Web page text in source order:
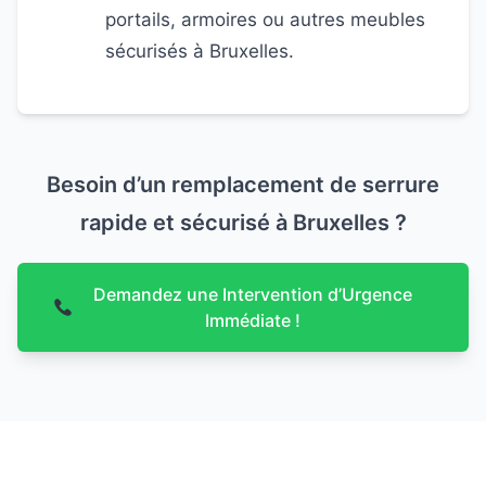
portails, armoires ou autres meubles
sécurisés à Bruxelles.
Besoin d’un remplacement de serrure
rapide et sécurisé à Bruxelles ?
Demandez une Intervention d’Urgence
Immédiate !